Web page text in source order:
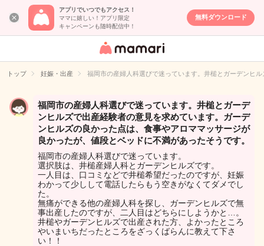
アプリでいつでもアクセス！
ママに嬉しい！アプリ限定
キャンペーンも随時配信中！
無料ダウンロード
女性専用匿名QA
イト
トップ 妊娠・出産 福岡市の産婦人科選びで迷っています。井槌とガーデンヒ
福岡市の産婦人科選びで迷っています。井槌とガーデ
ンヒルズで出産経験者の意見を求めています。ガーデ
ンヒルズの良かった点は、食事やアロママッサージが
良かったが、値段とベッドに不満があったそうです。
福岡市の産婦人科選びで迷っています。
選択肢は、井槌産婦人科とガーデンヒルズです。
一人目は、口コミなどで井槌希望だったのですが、妊娠
わかって少しして電話したらもう空きがなくてダメでし
た。
無痛ができる他の産婦人科を探し、ガーデンヒルズで無
事出産したのですが、二人目はどちらにしようかと…。
井槌やガーデンヒルズで出産された方、よかったところ
やいまいちだったところをざっくばらんに教えて下さ
い！！